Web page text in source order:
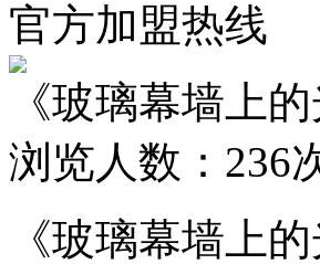
官方加盟热线
《玻璃幕墙上
浏览人数： 236
《玻璃幕墙上